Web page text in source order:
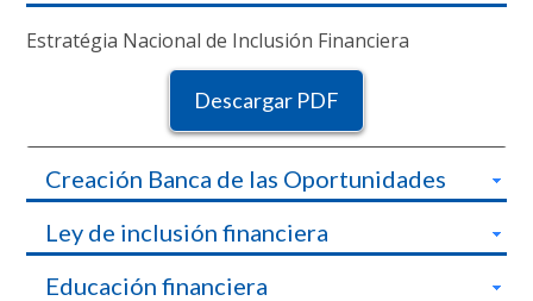
Estratégia Nacional de Inclusión Financiera
Descargar PDF
Creación Banca de las Oportunidades
Ley de inclusión financiera
Educación financiera